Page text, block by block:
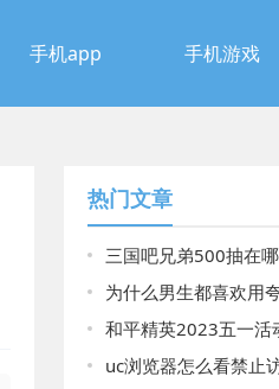
手机app 手机游戏
热门文章